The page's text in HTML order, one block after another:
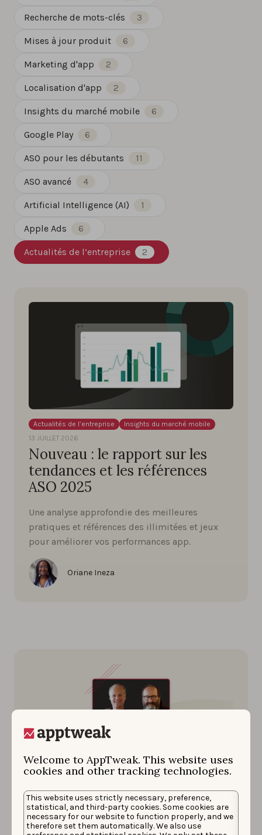
Welcome to AppTweak. This website uses
cookies and other tracking technologies.
This website uses strictly necessary, preference,
statistical, and third-party cookies. Some cookies are
necessary for our website to function properly, and we
therefore set them automatically. We also use
Recherche de mots-clés 3
Mises à jour produit 6
Marketing d'app 2
Localisation d'app 2
Insights du marché mobile 6
Google Play 6
ASO pour les débutants 11
ASO avancé 4
Artificial Intelligence (AI) 1
Apple Ads 6
Actualités de l’entreprise 2
Actualités de l’entreprise
Insights du marché mobile
13 JUILLET 2026
Nouveau : le rapport sur les
tendances et les références
ASO 2025
Une analyse approfondie des meilleures
pratiques et références des illimitées et jeux
pour améliorer vos performances app.
Oriane Ineza
9 SEPTEMBRE 2025
Bienvenue à Nicolas Beraudo